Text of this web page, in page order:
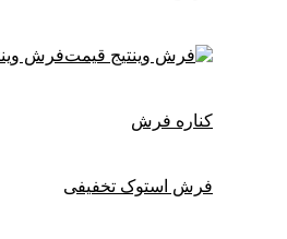
فرش
کناره فرش
فرش استوک تخفیفی